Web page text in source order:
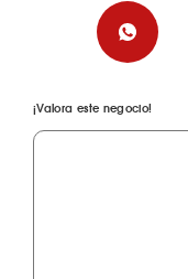
¡Valora este negocio!